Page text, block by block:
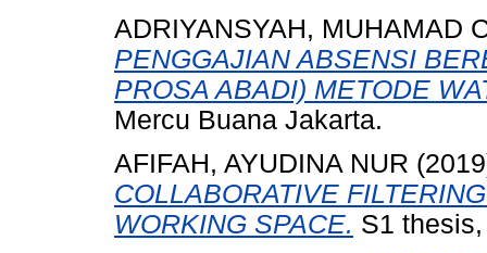
ADRIYANSYAH, MUHAMAD
PENGGAJIAN ABSENSI
PROSA ABADI) METODE
Mercu Buana Jakarta.
AFIFAH, AYUDINA NUR
COLLABORATIVE
WORKING SPACE. S1